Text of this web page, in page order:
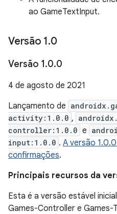
ao GameTextInput.
Versão 1.0
Versão 1.0.0
4 de agosto de 2021
Lançamento de
activity:1.0.0 ,
controller:1.0.0 e
input:1.0.0 . A versão
confirmações.
Principais recursos da
Esta é a versão estável
Games-Controller e Games-